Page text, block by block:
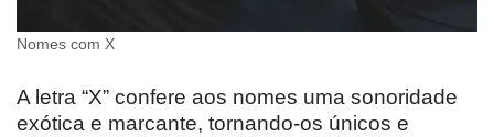
Nomes com X
A letra “X” confere aos nomes uma sonoridade
exótica e marcante, tornando-os únicos e